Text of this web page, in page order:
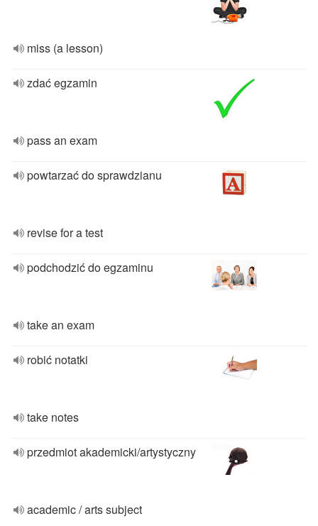
miss (a lesson)
zdać egzamin
pass an exam
powtarzać do sprawdzianu
revise for a test
podchodzić do egzaminu
take an exam
robić notatki
take notes
przedmiot akademicki/artystyczny
academic / arts subject